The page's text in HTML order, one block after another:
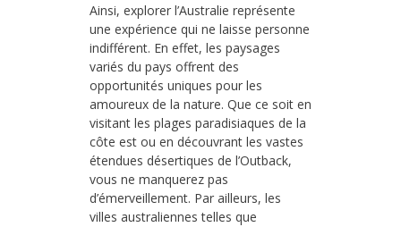
Ainsi, explorer l’Australie représente
une expérience qui ne laisse personne
indifférent. En effet, les paysages
variés du pays offrent des
opportunités uniques pour les
amoureux de la nature. Que ce soit en
visitant les plages paradisiaques de la
côte est ou en découvrant les vastes
étendues désertiques de l’Outback,
vous ne manquerez pas
d’émerveillement. Par ailleurs, les
villes australiennes telles que